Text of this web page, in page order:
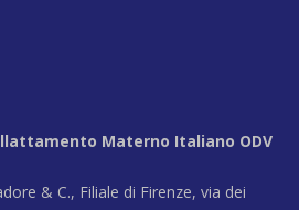
Materno Italiano ODV
& C., Filiale di Firenze, via dei